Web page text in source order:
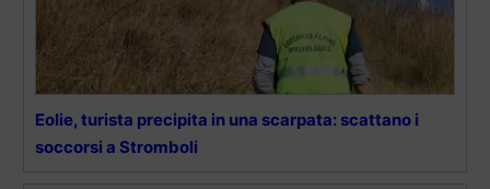
Eolie, turista precipita in una scarpata: scattano i
soccorsi a Stromboli